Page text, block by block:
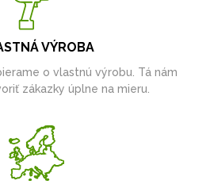
VÝROBA
o vlastnú výrobu. Tá nám
zákazky úplne na mieru.